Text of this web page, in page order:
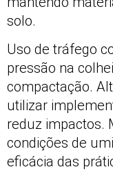
solo.
Uso de tráfego
pressão na
compactação.
utilizar
reduz impactos.
condições de
eficácia das